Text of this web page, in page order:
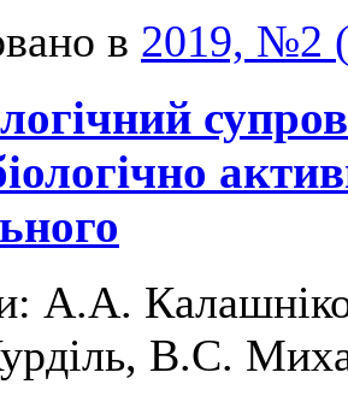
в 2019, №2
А.А.
В.С.